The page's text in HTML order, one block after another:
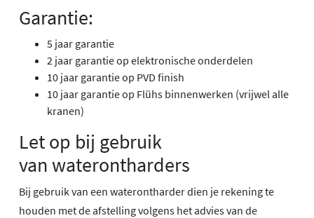
Garantie:
5 jaar garantie
2 jaar garantie op elektronische onderdelen
10 jaar garantie op PVD finish
10 jaar garantie op Flühs binnenwerken (vrijwel alle
kranen)
Let op bij gebruik
van waterontharders
Bij gebruik van een waterontharder dien je rekening te
houden met de afstelling volgens het advies van de